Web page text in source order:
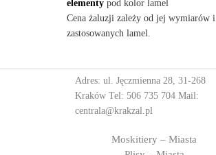
elementypod kolor lamel
Cena żaluzji zależy od jej wymiarów i
zastosowanych lamel.
Adres: ul. Jęczmienna 28, 31-268
Kraków Tel: 506 735 704 Mail:
centrala@krakzal.pl
Moskitiery – Miasta